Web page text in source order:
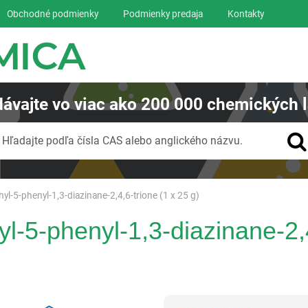
5-phenyl-1,3-diazinane-2,4,6-trione (1 x 25 g)
5-phenyl-1,3-diazinane-
Obchodné podmienky Podmienky predaja Kontakty
vo viac ako200 000 chemických
Hľadajte podľa čísla CAS alebo anglického názvu.